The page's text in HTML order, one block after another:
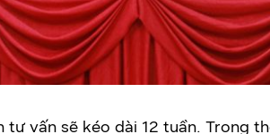
tư vấn sẽ kéo dài 12 tuần. Trong